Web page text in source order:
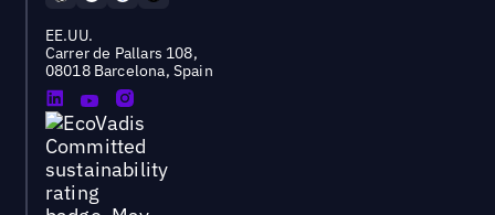
EE.UU.
Carrer de Pallars 108,
08018 Barcelona, Spain